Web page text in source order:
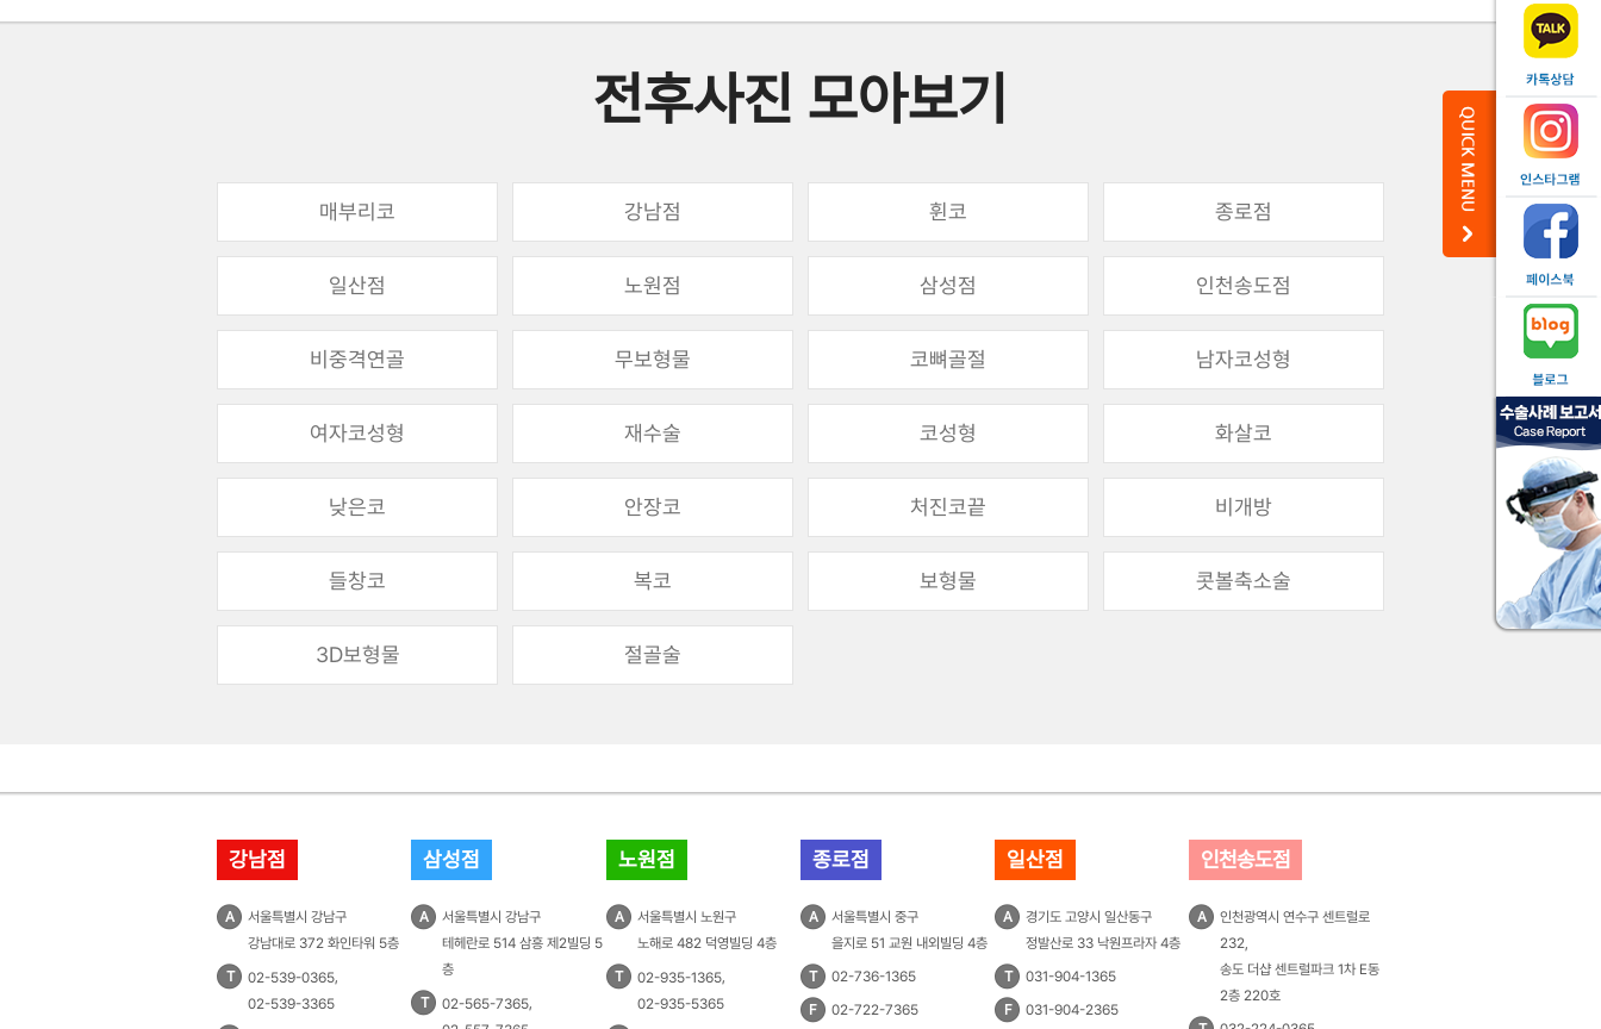
전후사진 모아보기
매부리코 강남점 휜코 종로점
일산점 노원점 삼성점 인천송도점
비중격연골 무보형물 코뼈골절 남자코성형
여자코성형 재수술 코성형 화살코
낮은코 안장코 처진코끝 비개방
들창코 복코 보형물 콧볼축소술
3D보형물 절골술
강남점
A
서울특별시 강남구
강남대로 372 화인타워 5층
T
02-539-0365,
02-539-3365
삼성점
A
서울특별시 강남구
테헤란로 514 삼흥 제2빌딩 5
층
T
02-565-7365,
노원점
A
서울특별시 노원구
노해로 482 덕영빌딩 4층
T
02-935-1365,
02-935-5365
종로점
A
서울특별시 중구
을지로 51 교원 내외빌딩 4층
T
02-736-1365
F
02-722-7365
일산점
A
경기도 고양시 일산동구
정발산로 33 낙원프라자 4층
T
031-904-1365
F
031-904-2365
인천송도점
A
인천광역시 연수구 센트럴로
232,
송도 더샵 센트럴파크 1차 E동
2층 220호